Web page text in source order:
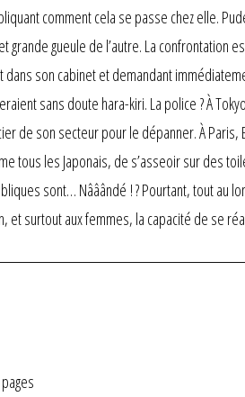
comment cela se passe chez elle.
gueule de l’autre. La confrontation
dans son cabinet et demandant
sans doute hara-kiri. La police ? À
de son secteur pour le dépanner. À
tous les Japonais, de s’asseoir sur des
sont… Nââândé ! ? Pourtant, tout au
et surtout aux femmes, la capacité de se